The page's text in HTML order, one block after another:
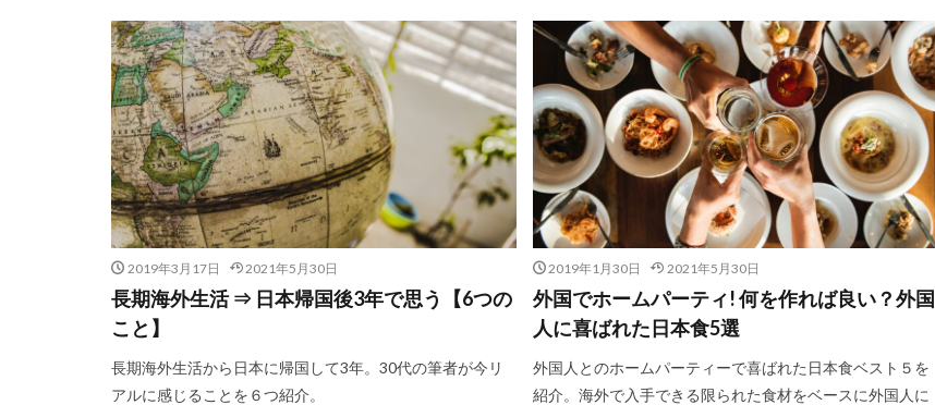
2019年3月17日 2021年5月30日
長期海外生活 ⇒ 日本帰国後3年で思う【6つの
こと】
長期海外生活から日本に帰国して3年。30代の筆者が今リ
アルに感じることを６つ紹介。
2019年1月30日 2021年5月30日
外国でホームパーティ! 何を作れば良い？外国
人に喜ばれた日本食5選
外国人とのホームパーティーで喜ばれた日本食ベスト５を
紹介。海外で入手できる限られた食材をベースに外国人に